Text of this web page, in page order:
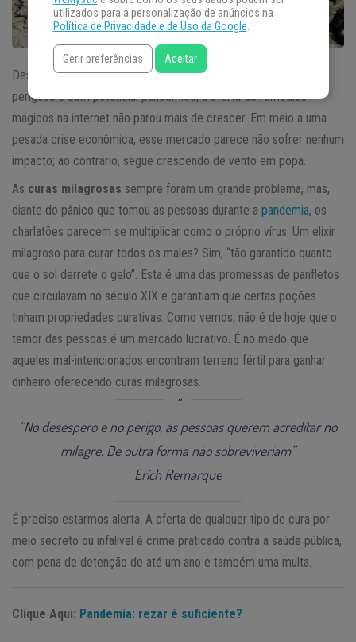
Desde que o mundo percebeu que a Covid-19 era uma doença
perigosa e com potencial pandêmico, a oferta de remédios
mágicos na internet não parou mais de crescer. Em meio a uma
pesada crise econômica, esse mercado parece não sofrer nenhum
impacto; ao contrário, segue crescendo de vento em popa.
As curas milagrosas sempre foram um grande problema, mas,
diante do pânico que tomou as pessoas durante a pandemia, os
charlatões parecem se multiplicar como o próprio vírus. Um elixir
milagroso para curar todos os males? Sim, “tão garantido quanto
que o sol derrete o gelo”. Esta é uma das promessas de panfletos
que circulavam no século XIX e garantiam que certas poções
tinham propriedades curativas. Como vemos, não é de hoje que o
temor das pessoas é um mercado lucrativo. É no medo que
aqueles mal-intencionados encontram terreno fértil para ganhar
dinheiro oferecendo curas milagrosas.
“No desespero e no perigo, as pessoas querem acreditar no
milagre. De outra forma não sobreviveriam”
Erich Remarque
É preciso estarmos alerta. A oferta de qualquer tipo de cura por
meio secreto ou infalível é crime praticado contra a saúde pública,
com pena de detenção de até um ano e também uma multa.
Clique Aqui: Pandemia: rezar é suficiente?
utilizados para a personalização de anúncios na
Política de Privacidade e de Uso da Google.
Gerir preferências Aceitar